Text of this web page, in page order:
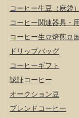
コーヒー生豆（麻袋）
コーヒー関連器具・
コーヒー生豆焙煎豆
ドリップバッグ
コーヒーギフト
認証コーヒー
オークション豆
ブレンドコーヒー